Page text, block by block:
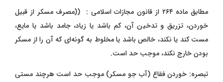
مطابق ماده ۲۶۴ از قانون مجازات اسلامی : ((مصرف مسکر از قبیل
خوردن، تزریق و تدخین آن، کم باشد یا زیاد، جامد باشد یا مایع،
مست کند یا نکند، خالص باشد یا مخلوط به گونه‌ای که آن را از مسکر
بودن خارج نکند، موجب حد است.
تبصره: خوردن فقاع (آب جو مسکر) موجب حد است هرچند مستی